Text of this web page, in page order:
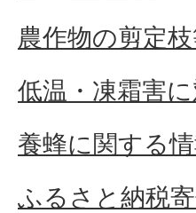
農作物の剪定
低温・凍霜害
養蜂に関する
ふるさと納税